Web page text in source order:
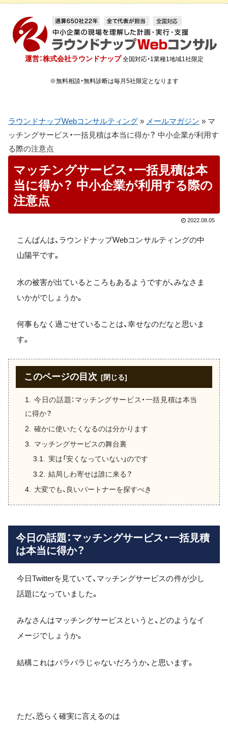
運営：株式会社ラウンドナップ 全国対応・1業種1地域1社限定
※無料相談・無料診断は毎月5社限定となります
ラウンドナップWebコンサルティング » メールマガジン » マ
ッチングサービス・一括見積は本当に得か？ 中小企業が利用す
る際の注意点
マッチングサービス・一括見積は本
当に得か？ 中小企業が利用する際の
注意点
2022.08.05
こんばんは、ラウンドナップWebコンサルティングの中
山陽平です。
水の被害が出ているところもあるようですが、みなさま
いかがでしょうか。
何事もなく過ごせていることは、幸せなのだなと思いま
す。
このページの目次
今日の話題：マッチングサービス・一括見積は本当
に得か？
確かに使いたくなるのは分かります
マッチングサービスの舞台裏
実は「安くなっていない」のです
結局しわ寄せは誰に来る？
大変でも、良いパートナーを探すべき
今日の話題：マッチングサービス・一括見積
は本当に得か？
今日Twitterを見ていて、マッチングサービスの件が少し
話題になっていました。
みなさんはマッチングサービスというと、どのようなイ
メージでしょうか。
結構これはバラバラじゃないだろうか、と思います。
ただ、恐らく確実に言えるのは